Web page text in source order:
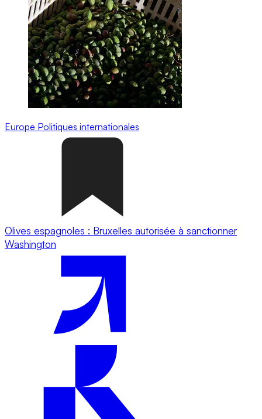
Europe Politiques internationales
​​​​Olives espagnoles : Bruxelles autorisée à sanctionner
Washington